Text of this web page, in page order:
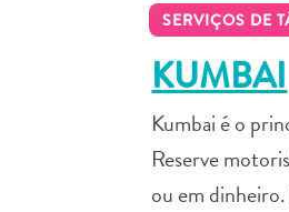
SERVIÇOS DE
KUMBAI
Kumbai é o
Reserve
ou em
Você ainda não salvou
local favorito.